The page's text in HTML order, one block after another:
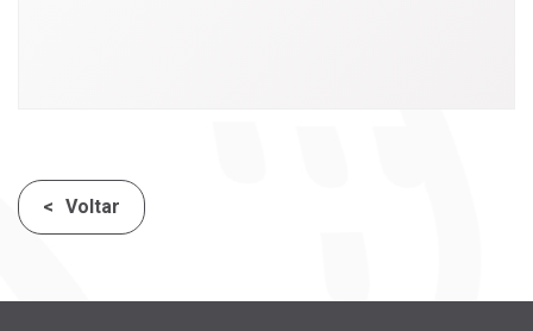
Voltar